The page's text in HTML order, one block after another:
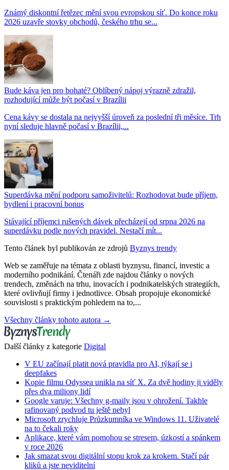
Známý diskontní řetězec mění svou evropskou síť. Do konce roku
2026 uzavře stovky obchodů, českého trhu se...
Bude káva jen pro bohaté? Oblíbený nápoj výrazně zdražil,
rozhodující může být počasí v Brazílii
Cena kávy se dostala na nejvyšší úroveň za poslední tři měsíce. Trh
nyní sleduje hlavně počasí v Brazílii,...
Superdávka mění podporu samoživitelů: Rozhodovat bude příjem,
bydlení i pracovní bonus
Stávající příjemci rušených dávek přecházejí od srpna 2026 na
superdávku podle nových pravidel. Nestačí mít...
Tento článek byl publikován ze zdrojů Byznys trendy
Web se zaměřuje na témata z oblasti byznysu, financí, investic a
moderního podnikání. Čtenáři zde najdou články o nových
trendech, změnách na trhu, inovacích i podnikatelských strategiích,
které ovlivňují firmy i jednotlivce. Obsah propojuje ekonomické
souvislosti s praktickým pohledem na to,...
Všechny články tohoto autora →
Další články z kategorie Digital
V EU začínají platit nová pravidla pro AI, týkají se i
deepfakes
Kopie filmu Odyssea unikla na síť X. Za dvě hodiny ji viděly
přes dva miliony lidí
Google varuje: Všechny g-maily jsou v ohrožení. Takhle
rafinovaný podvod tu ještě nebyl
Microsoft zrychluje Průzkumníka ve Windows 11. Uživatelé
na to čekali roky
Aplikace, které vám pomohou se stresem, úzkostí a spánkem
v roce 2026
Jak smazat svou digitální stopu krok za krokem. Stačí pár
kliků a jste neviditelní